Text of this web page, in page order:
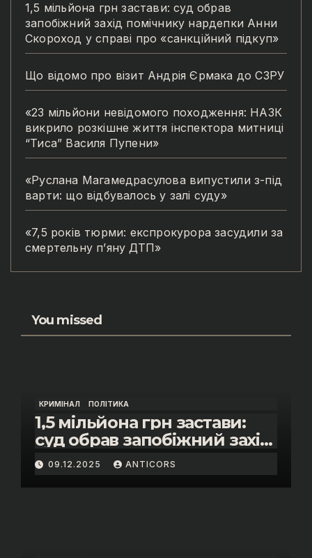
1,5 мільйона грн застави: суд обрав
запобіжний захід помічнику нардепки Анни
Скороход у справі про «санкційний підкуп»
Що відомо про візит Андрія Єрмака до СЗРУ
«23 мільйони невідомого походження: НАЗК
викрило розкішне життя інспектора митниці
“Тиса” Василя Пупени»
«Руслана Магамедрасулова випустили з-під
варти: що відбувалось у залі суду»
«7,5 років тюрми: експрокурора засудили за
смертельну п’яну ДТП»
You missed
КРИМІНАЛ ПОЛІТИКА
1,5 мільйона грн застави:
суд обрав запобіжний захід
помічнику нардепки Анни
Скороход у справі про
«санкційний підкуп»
09.12.2025 ANTICORS